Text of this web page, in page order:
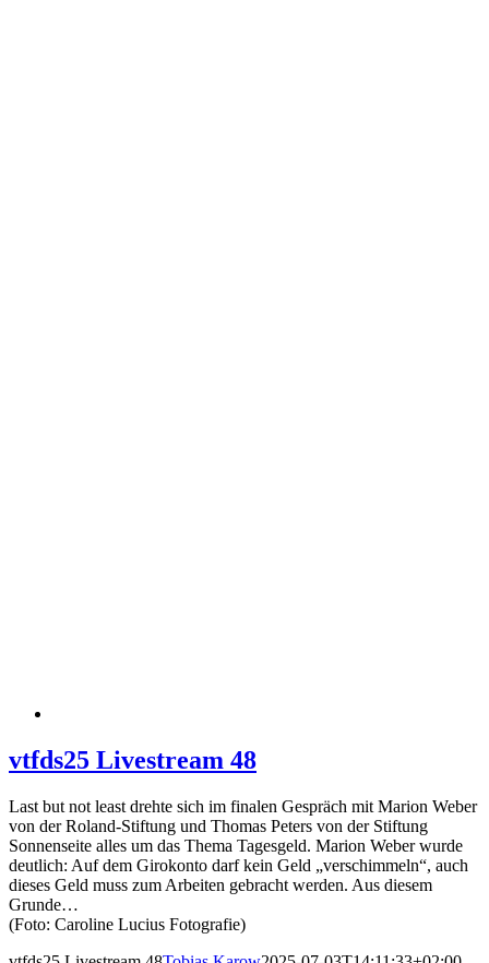
vtfds25 Livestream 48
Last but not least drehte sich im finalen Gespräch mit Marion Weber
von der Roland-Stiftung und Thomas Peters von der Stiftung
Sonnenseite alles um das Thema Tagesgeld. Marion Weber wurde
deutlich: Auf dem Girokonto darf kein Geld „verschimmeln“, auch
dieses Geld muss zum Arbeiten gebracht werden. Aus diesem
Grunde…
(Foto: Caroline Lucius Fotografie)